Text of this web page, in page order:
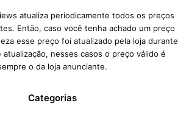
atualiza periodicamente todos os preços
Então, caso você tenha achado um preço
esse preço foi atualizado pela loja durante
nesses casos o preço válido é
o da loja anunciante.
Categorias